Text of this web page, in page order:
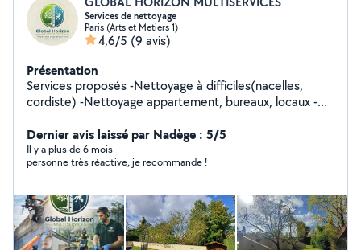
Services de nettoyage
Paris (Arts et Metiers 1)
4,6/5 (9 avis)
Présentation
Services proposés -Nettoyage à difficiles(nacelles,
cordiste) -Nettoyage appartement, bureaux, locaux -
gouttières -Nettoyage de vitres , vérandas ,terrasse -
Nettoyage de portes de garages ,portes, volets -
Nettoyage de panneaux solaires, store ban -Nettoyage
des haies -Élagage d'arbres -Aménagement paysager
Dernier avis laissé par Nadège : 5/5
Il y a plus de 6 mois
personne très réactive, je recommande !